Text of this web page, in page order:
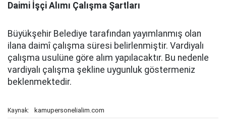
Daimi İşçi Alımı Çalışma Şartları
Büyükşehir Belediye tarafından yayımlanmış olan
ilana daimî çalışma süresi belirlenmiştir. Vardiyalı
çalışma usulüne göre alım yapılacaktır. Bu nedenle
vardiyalı çalışma şekline uygunluk göstermeniz
beklenmektedir.
Kaynak: kamupersonelialim.com